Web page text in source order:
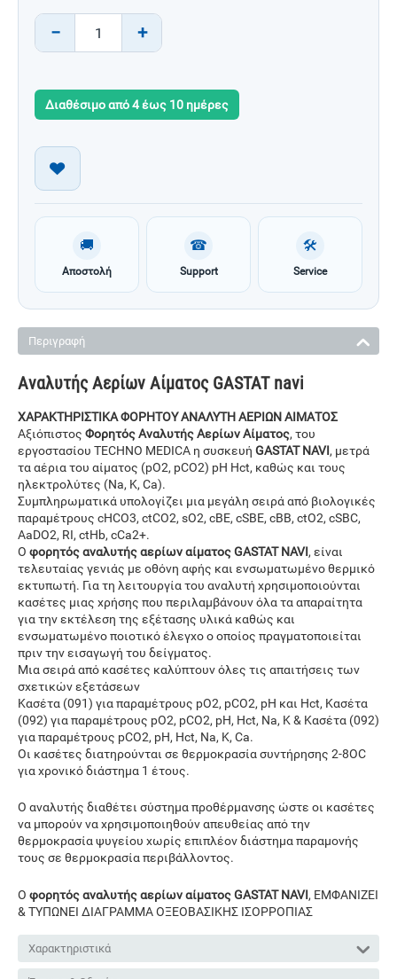
+
−
Διαθέσιμο από 4 έως 10 ημέρες
🚚
Αποστολή
☎
Support
🛠
Service
Περιγραφή
Αναλυτής Αερίων Αίματος GASTAT navi
ΧΑΡΑΚΤΗΡΙΣΤΙΚΑ ΦΟΡΗΤΟΥ ΑΝΑΛΥΤΗ ΑΕΡΙΩΝ ΑΙΜΑΤΟΣ
Αξιόπιστος Φορητός Αναλυτής Αερίων Αίματος, του
εργοστασίου TECHNO MEDICA η συσκευή GASTAT NAVI, μετρά
τα αέρια του αίματος (pO2, pCO2) pH Hct, καθώς και τους
ηλεκτρολύτες (Na, K, Ca).
Συμπληρωματικά υπολογίζει μια μεγάλη σειρά από βιολογικές
παραμέτρους cHCO3, ctCO2, sO2, cBE, cSBE, cBB, ctO2, cSBC,
AaDO2, RI, ctHb, cCa2+.
Ο φορητός αναλυτής αερίων αίματος GASTAT NAVI, είναι
τελευταίας γενιάς με οθόνη αφής και ενσωματωμένο θερμικό
εκτυπωτή. Για τη λειτουργία του αναλυτή χρησιμοποιούνται
κασέτες μιας χρήσης που περιλαμβάνουν όλα τα απαραίτητα
για την εκτέλεση της εξέτασης υλικά καθώς και
ενσωματωμένο ποιοτικό έλεγχο ο οποίος πραγματοποιείται
πριν την εισαγωγή του δείγματος.
Μια σειρά από κασέτες καλύπτουν όλες τις απαιτήσεις των
σχετικών εξετάσεων
Κασέτα (091) για παραμέτρους pO2, pCO2, pH και Hct, Κασέτα
(092) για παραμέτρους pO2, pCO2, pH, Hct, Na, K & Κασέτα (092)
για παραμέτρους pCO2, pH, Hct, Na, K, Ca.
Οι κασέτες διατηρούνται σε θερμοκρασία συντήρησης 2-8ΟC
για χρονικό διάστημα 1 έτους.
Ο αναλυτής διαθέτει σύστημα προθέρμανσης ώστε οι κασέτες
να μπορούν να χρησιμοποιηθούν απευθείας από την
θερμοκρασία ψυγείου χωρίς επιπλέον διάστημα παραμονής
τους σε θερμοκρασία περιβάλλοντος.
Ο φορητός αναλυτής αερίων αίματος GASTAT NAVI, ΕΜΦΑΝΙΖΕΙ
& ΤΥΠΩΝΕΙ ΔΙΑΓΡΑΜΜΑ ΟΞΕΟΒΑΣΙΚΗΣ ΙΣΟΡΡΟΠΙΑΣ
Χαρακτηριστικά